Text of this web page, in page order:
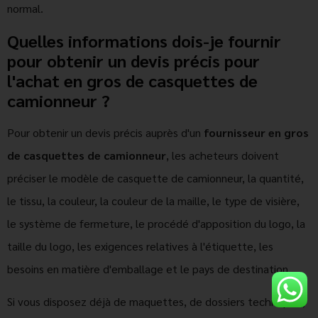
normal.
Quelles informations dois-je fournir
pour obtenir un devis précis pour
l'achat en gros de casquettes de
camionneur ?
Pour obtenir un devis précis auprès d'un fournisseur en gros
de casquettes de camionneur, les acheteurs doivent
préciser le modèle de casquette de camionneur, la quantité,
le tissu, la couleur, la couleur de la maille, le type de visière,
le système de fermeture, le procédé d'apposition du logo, la
taille du logo, les exigences relatives à l'étiquette, les
besoins en matière d'emballage et le pays de destination.
Si vous disposez déjà de maquettes, de dossiers techniques,